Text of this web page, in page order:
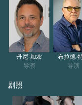
的卧底Alex（琳德西
专家Brikhoff（亚伦·
契，出生入死，战胜
险任务。在探寻组织
广，甚至已经渗透进
丹尼·加农
导演
布拉德·
导演
剧照